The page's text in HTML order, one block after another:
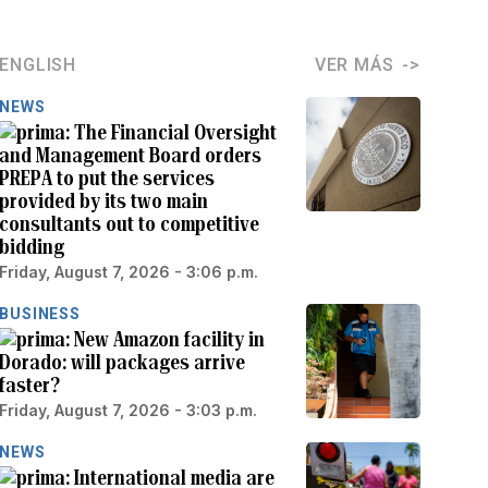
ENGLISH VER MÁS
NEWS
The Financial Oversight
and Management Board orders
PREPA to put the services
provided by its two main
consultants out to competitive
bidding
Friday, August 7, 2026 - 3:06 p.m.
BUSINESS
New Amazon facility in
Dorado: will packages arrive
faster?
Friday, August 7, 2026 - 3:03 p.m.
NEWS
International media are